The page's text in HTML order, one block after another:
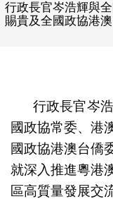
行政長官岑浩輝與
賜貴及全國政協港
行政長官岑
國政協常委、港
國政協港澳台僑
就深入推進粵港
區高質量發展交